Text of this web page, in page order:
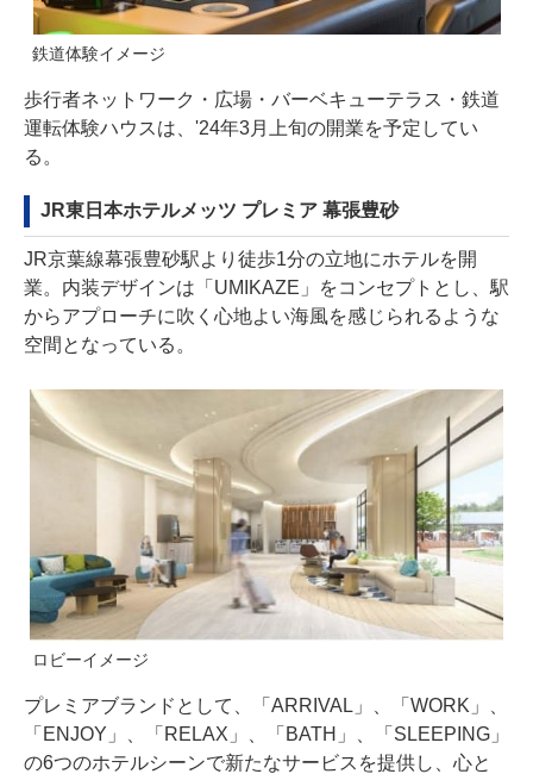
鉄道体験イメージ
歩行者ネットワーク・広場・バーベキューテラス・鉄道
運転体験ハウスは、'24年3月上旬の開業を予定してい
る。
JR東日本ホテルメッツ プレミア 幕張豊砂
JR京葉線幕張豊砂駅より徒歩1分の立地にホテルを開
業。内装デザインは「UMIKAZE」をコンセプトとし、駅
からアプローチに吹く心地よい海風を感じられるような
空間となっている。
ロビーイメージ
プレミアブランドとして、「ARRIVAL」、「WORK」、
「ENJOY」、「RELAX」、「BATH」、「SLEEPING」
の6つのホテルシーンで新たなサービスを提供し、心と